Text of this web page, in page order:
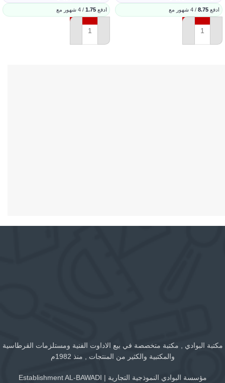
ادفع 8.75 / 4 شهور مع
إضافة إلى السلة
ادفع 1.75 / 4 شهور مع
إضافة إلى السلة
مكتبة البوادي , مكتبة متخصصة في بيع الاداوت الفنية ومستلزمات القرطاسية
والمكتبية والكثير من المنتجات , منذ 1982م
مؤسسة البوادي النموذجية التجارية | Establishment AL-BAWADI